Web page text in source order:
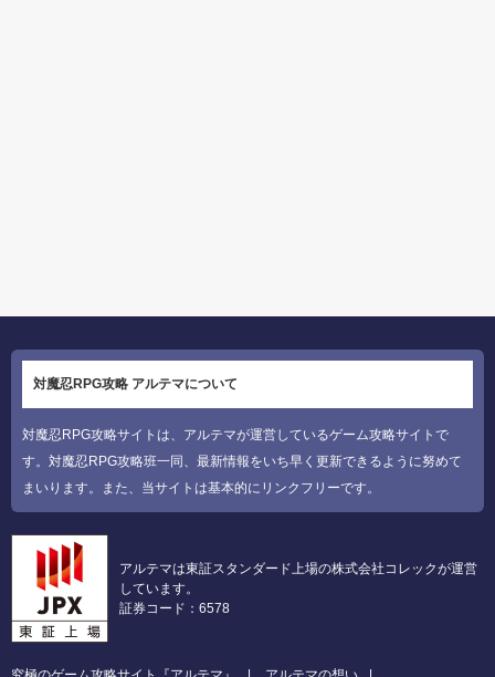
対魔忍RPG攻略 アルテマについて
対魔忍RPG攻略サイトは、アルテマが運営しているゲーム攻略サイトで
す。対魔忍RPG攻略班一同、最新情報をいち早く更新できるように努めて
まいります。また、当サイトは基本的にリンクフリーです。
アルテマは東証スタンダード上場の株式会社コレックが運営
しています。
証券コード：6578